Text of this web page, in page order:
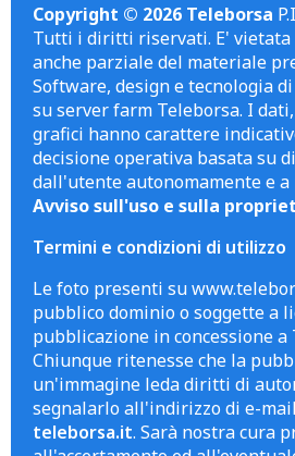
Copyright © 2026 Teleborsa
Tutti i diritti riservati. E'
anche parziale del materiale
Software, design e tecnologia
su server farm Teleborsa. I
grafici hanno carattere
decisione operativa basata su
dall'utente autonomamente e
Avviso sull'uso e sulla
Termini e condizioni di utilizzo
Le foto presenti su
pubblico dominio o soggette a
pubblicazione in concessione a
Chiunque ritenesse che la
un'immagine leda diritti di
segnalarlo all'indirizzo di e-mail
teleborsa.it. Sarà nostra cura